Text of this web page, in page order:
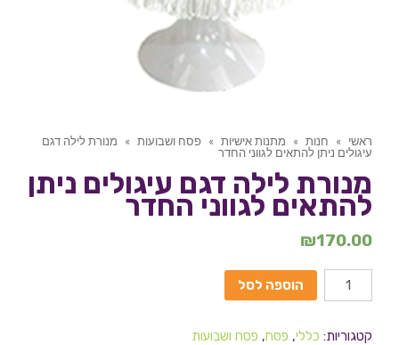
ראשי » חנות » מתנות אישיות » פסח ושבועות »
מנורת לילה דגם
עיגולים ניתן להתאים לגווני החדר
מנורת לילה דגם עיגולים ניתן
להתאים לגווני החדר
₪170.00
הוספה לסל
קטגוריות: כללי, פסח, פסח ושבועות